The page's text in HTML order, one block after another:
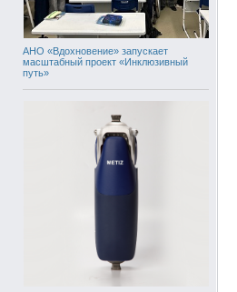
АНО «Вдохновение» запускает
масштабный проект «Инклюзивный
путь»